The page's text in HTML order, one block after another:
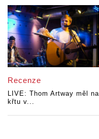
Recenze
LIVE: Thom Artway měl na
křtu v...